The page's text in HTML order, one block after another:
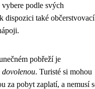
podle svých
dispozici také občerstvovací
pobřeží je
dovolenou. Turisté si mohou
za pobyt zaplatí, a nemusí